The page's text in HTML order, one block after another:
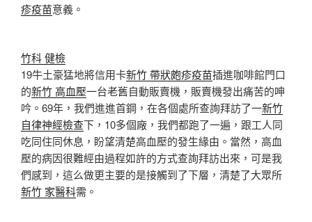
疹疫苗意義。
竹科 健檢
19牛土豪猛地將信用卡新竹 帶狀皰疹疫苗插進咖啡館門口
的新竹 高血壓一台老舊自動販賣機，販賣機發出痛苦的呻
吟。69年，我們進進首鋼，在各個處所查詢拜訪了一新竹
自律神經檢查下，10多個廠，我們都跑了一遍，跟工人同
吃同住同休息，盼望清楚高血壓的發生緣由。當然，高血
壓的病因很難經由過程如許的方式查詢拜訪出來，可是我
們感到，這么做更主要的是接觸到了下層，清楚了大眾所
新竹 家醫科需。